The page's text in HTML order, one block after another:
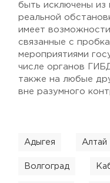
быть исключены из
реальной
имеет
связанные с
мероприятиями
числе органов
также на любые
вне разумного
Адыгея Алтай
Волгоград